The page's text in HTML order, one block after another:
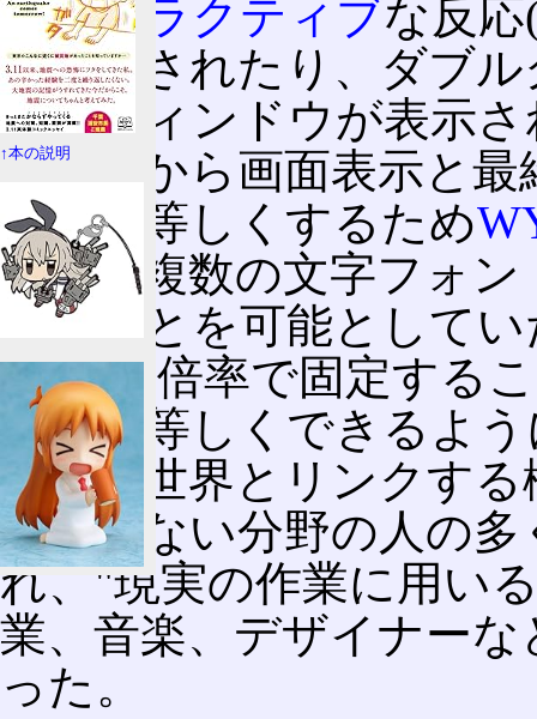
インタラクティブな反
が表示されたり、ダブ
ってウィンドウが表示
期の頃から画面表示と
ージを等しくするため
入し、複数の文字フォ
することを可能として
72dpiの倍率で固定する
イズを等しくできるよ
の現実世界とリンクす
関係しない分野の人の
れ、"現実の作業に用い
業、音楽、デザイナー
った。
↑本の説明